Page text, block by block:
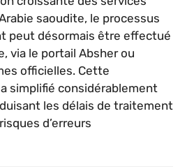
saoudite, le processus
peut désormais être effectué
via le portail Absher ou
officielles. Cette
simplifié considérablement
les délais de traitement
d’erreurs